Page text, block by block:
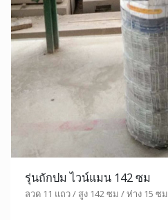
รุ่นถักปม ไวน์แมน 142 ซม
ลวด 11 แถว / สูง 142 ซม / ห่าง 15 ซม